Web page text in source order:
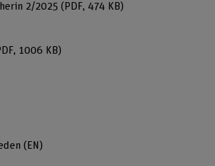
2/2025(PDF, 474 KB)
1006 KB)
(EN)